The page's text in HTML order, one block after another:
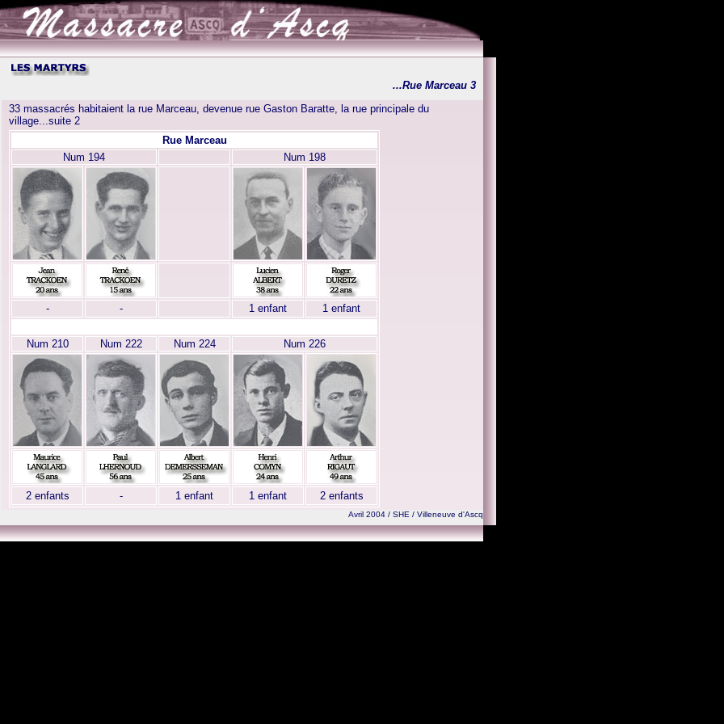
...Rue Marceau 3
33 massacrés habitaient la rue Marceau, devenue rue Gaston Baratte, la rue principale du
village...suite 2
Rue Marceau
Num 194
Num 198
- - 1 enfant
1 enfant
Num 210
Num 222 Num 224 Num 226
2 enfants - 1 enfant 1 enfant 2 enfants
Avril 2004 / SHE / Villeneuve d'Ascq